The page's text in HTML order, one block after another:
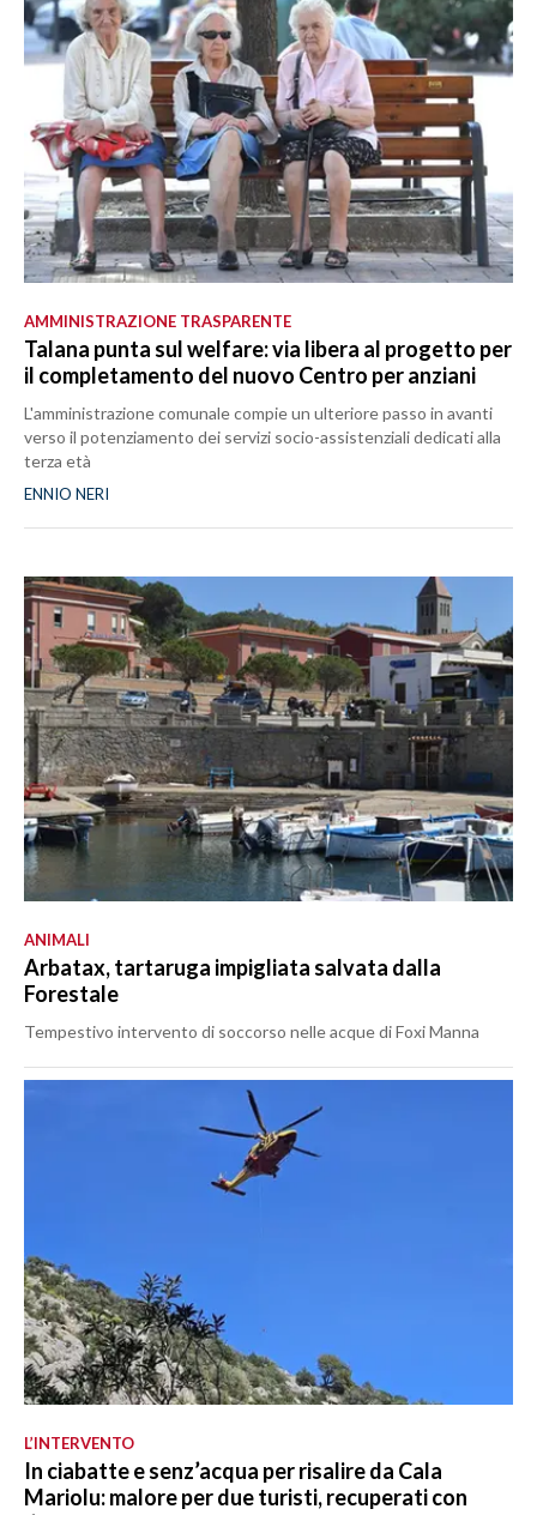
AMMINISTRAZIONE TRASPARENTE
Talana punta sul welfare: via libera al progetto per
il completamento del nuovo Centro per anziani
L'amministrazione comunale compie un ulteriore passo in avanti
verso il potenziamento dei servizi socio-assistenziali dedicati alla
terza età
ENNIO NERI
ANIMALI
Arbatax, tartaruga impigliata salvata dalla
Forestale
Tempestivo intervento di soccorso nelle acque di Foxi Manna
L’INTERVENTO
In ciabatte e senz’acqua per risalire da Cala
Mariolu: malore per due turisti, recuperati con